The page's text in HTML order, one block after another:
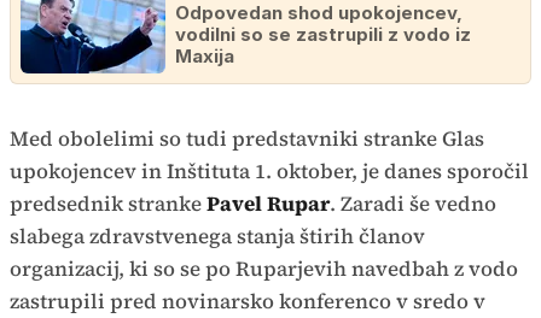
Odpovedan shod upokojencev,
vodilni so se zastrupili z vodo iz
Maxija
Med obolelimi so tudi predstavniki stranke Glas
upokojencev in Inštituta 1. oktober, je danes sporočil
predsednik strankePavel Rupar. Zaradi še vedno
slabega zdravstvenega stanja štirih članov
organizacij, ki so se po Ruparjevih navedbah z vodo
zastrupili pred novinarsko konferenco v sredo v